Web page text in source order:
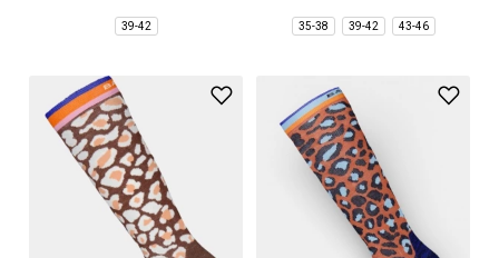
39-42 35-38 39-42 43-46